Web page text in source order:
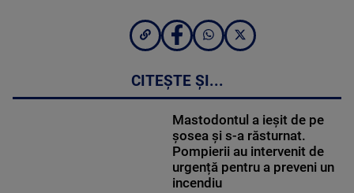
CITEȘTE ȘI...
Mastodontul a ieșit de pe
șosea și s-a răsturnat.
Pompierii au intervenit de
urgență pentru a preveni un
incendiu